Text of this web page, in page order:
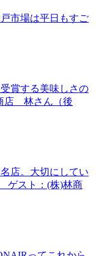
市場は平日もすご
賞する美味しさの
店 林さん（後
店。大切にしてい
ゲスト：(株)林商